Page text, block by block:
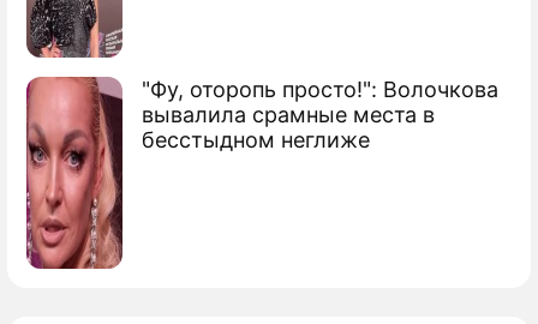
"Фу, оторопь просто!": Волочкова
вывалила срамные места в
бесстыдном неглиже